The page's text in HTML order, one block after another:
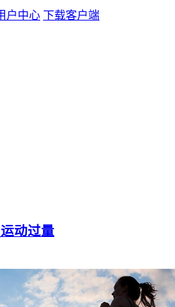
户中心 下载客户端
动过量